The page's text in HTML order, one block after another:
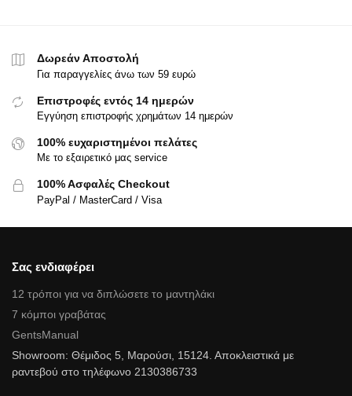
Δωρεάν Αποστολή
Για παραγγελίες άνω των 59 ευρώ
Επιστροφές εντός 14 ημερών
Εγγύηση επιστροφής χρημάτων 14 ημερών
100% ευχαριστημένοι πελάτες
Με το εξαιρετικό μας service
100% Ασφαλές Checkout
PayPal / MasterCard / Visa
Σας ενδιαφέρει
12 τρόποι για να διπλώσετε το μαντηλάκι
7 κόμποι γραβάτας
GentsManual
Showroom: Θέμιδος 5, Μαρούσι, 15124. Αποκλειστικά με
ραντεβού στο τηλέφωνο 2130386733